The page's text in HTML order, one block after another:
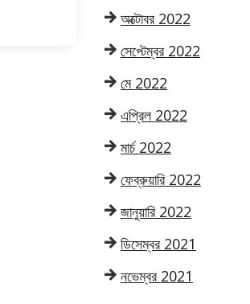
অক্টোবর 2022
সেপ্টেম্বর 2022
মে 2022
এপ্রিল 2022
মার্চ 2022
ফেব্রুয়ারি 2022
জানুয়ারি 2022
ডিসেম্বর 2021
নভেম্বর 2021